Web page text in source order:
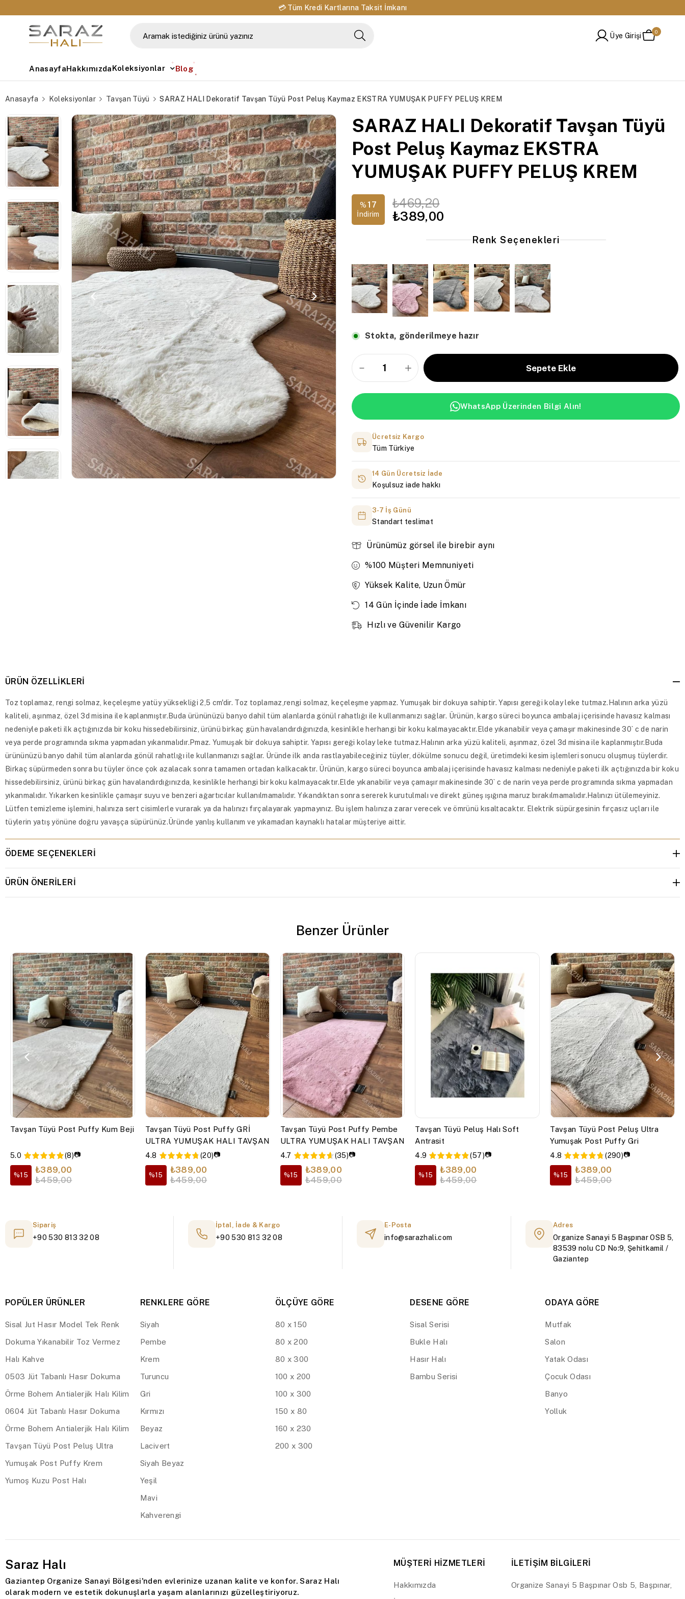
💳 Tüm Kredi Kartlarına Taksit İmkanı
Üye Girişi 0
AnasayfaHakkımızdaKoleksiyonlar Blog
Anasayfa Koleksiyonlar Tavşan Tüyü SARAZ HALI Dekoratif Tavşan Tüyü Post Peluş Kaymaz EKSTRA YUMUŞAK PUFFY PELUŞ KREM
SARAZ HALI Dekoratif Tavşan Tüyü
Post Peluş Kaymaz EKSTRA
YUMUŞAK PUFFY PELUŞ KREM
% 17
İndirim
₺469,20
₺389,00
Renk Seçenekleri
Stokta, gönderilmeye hazır
WhatsApp Üzerinden Bilgi Alın!
Ücretsiz Kargo
Tüm Türkiye
14 Gün Ücretsiz İade
Koşulsuz iade hakkı
3-7 İş Günü
Standart teslimat
Ürünümüz görsel ile birebir aynı
%100 Müşteri Memnuniyeti
Yüksek Kalite, Uzun Ömür
14 Gün İçinde İade İmkanı
Hızlı ve Güvenilir Kargo
ÜRÜN ÖZELLIKLERI
Toz toplamaz, rengi solmaz, keçeleşme yatüy yüksekliği 2,5 cm'dir. Toz toplamaz,rengi solmaz, keçeleşme yapmaz. Yumuşak bir dokuya sahiptir. Yapısı gereği kolay leke tutmaz.Halının arka yüzü
kaliteli, aşınmaz, özel 3d misina ile kaplanmıştır.Buda ürününüzü banyo dahil tüm alanlarda gönül rahatlığı ile kullanmanızı sağlar. Ürünün, kargo süreci boyunca ambalaj içerisinde havasız kalması
nedeniyle paketi ilk açtığınızda bir koku hissedebilirsiniz, ürünü birkaç gün havalandırdığınızda, kesinlikle herhangi bir koku kalmayacaktır.Elde yıkanabilir veya çamaşır makinesinde 30` c de narin
veya perde programında sıkma yapmadan yıkanmalıdır.Pmaz. Yumuşak bir dokuya sahiptir. Yapısı gereği kolay leke tutmaz.Halının arka yüzü kaliteli, aşınmaz, özel 3d misina ile kaplanmıştır.Buda
ürününüzü banyo dahil tüm alanlarda gönül rahatlığı ile kullanmanızı sağlar. Üründe ilk anda rastlayabileceğiniz tüyler, dökülme sonucu değil, üretimdeki kesim işlemleri sonucu oluşmuş tüylerdir.
Birkaç süpürmeden sonra bu tüyler önce çok azalacak sonra tamamen ortadan kalkacaktır. Ürünün, kargo süreci boyunca ambalaj içerisinde havasız kalması nedeniyle paketi ilk açtığınızda bir koku
hissedebilirsiniz, ürünü birkaç gün havalandırdığınızda, kesinlikle herhangi bir koku kalmayacaktır.Elde yıkanabilir veya çamaşır makinesinde 30` c de narin veya perde programında sıkma yapmadan
yıkanmalıdır. Yıkarken kesinlikle çamaşır suyu ve benzeri ağartıcılar kullanılmamalıdır. Yıkandıktan sonra sererek kurutulmalı ve direkt güneş ışığına maruz bırakılmamalıdır.Halınızı ütülemeyiniz.
Lütfen temizleme işlemini, halınıza sert cisimlerle vurarak ya da halınızı fırçalayarak yapmayınız. Bu işlem halınıza zarar verecek ve ömrünü kısaltacaktır. Elektrik süpürgesinin fırçasız uçları ile
tüylerin yatış yönüne doğru yavaşça süpürünüz.Üründe yanlış kullanım ve yıkamadan kaynaklı hatalar müşteriye aittir.
ÖDEME SEÇENEKLERI
ÜRÜN ÖNERILERI
Benzer Ürünler
Tavşan Tüyü Post Puffy Kum Beji
5.0 (8)📷
%15
₺389,00
₺459,00
Tavşan Tüyü Post Puffy GRİ
ULTRA YUMUŞAK HALI TAVŞAN
4.8 (20)📷
%15
₺389,00
₺459,00
Tavşan Tüyü Post Puffy Pembe
ULTRA YUMUŞAK HALI TAVŞAN
4.7 (35)📷
%15
₺389,00
₺459,00
Tavşan Tüyü Peluş Halı Soft
Antrasit
4.9 (57)📷
%15
₺389,00
₺459,00
Tavşan Tüyü Post Peluş Ultra
Yumuşak Post Puffy Gri
4.8 (290)📷
%15
₺389,00
₺459,00
Sipariş
+90 530 813 32 08
İptal, İade & Kargo
+90 530 813 32 08
E-Posta
info@sarazhali.com
Adres
Organize Sanayi 5 Başpınar OSB 5,
83539 nolu CD No:9, Şehitkamil /
Gaziantep
POPÜLER ÜRÜNLER
Sisal Jut Hasır Model Tek Renk
Dokuma Yıkanabilir Toz Vermez
Halı Kahve
0503 Jüt Tabanlı Hasır Dokuma
Örme Bohem Antialerjik Halı Kilim
0604 Jüt Tabanlı Hasır Dokuma
Örme Bohem Antialerjik Halı Kilim
Tavşan Tüyü Post Peluş Ultra
Yumuşak Post Puffy Krem
Yumoş Kuzu Post Halı
RENKLERE GÖRE
Siyah
Pembe
Krem
Turuncu
Gri
Kırmızı
Beyaz
Lacivert
Siyah Beyaz
Yeşil
Mavi
Kahverengi
ÖLÇÜYE GÖRE
80 x 150
80 x 200
80 x 300
100 x 200
100 x 300
150 x 80
160 x 230
200 x 300
DESENE GÖRE
Sisal Serisi
Bukle Halı
Hasır Halı
Bambu Serisi
ODAYA GÖRE
Mutfak
Salon
Yatak Odası
Çocuk Odası
Banyo
Yolluk
Saraz Halı
Gaziantep Organize Sanayi Bölgesi'nden evlerinize uzanan kalite ve konfor. Saraz Halı
olarak modern ve estetik dokunuşlarla yaşam alanlarınızı güzelleştiriyoruz.
MÜŞTERİ HİZMETLERİ
Hakkımızda
İLETİŞİM BİLGİLERİ
Organize Sanayi 5 Başpınar Osb 5, Başpınar,